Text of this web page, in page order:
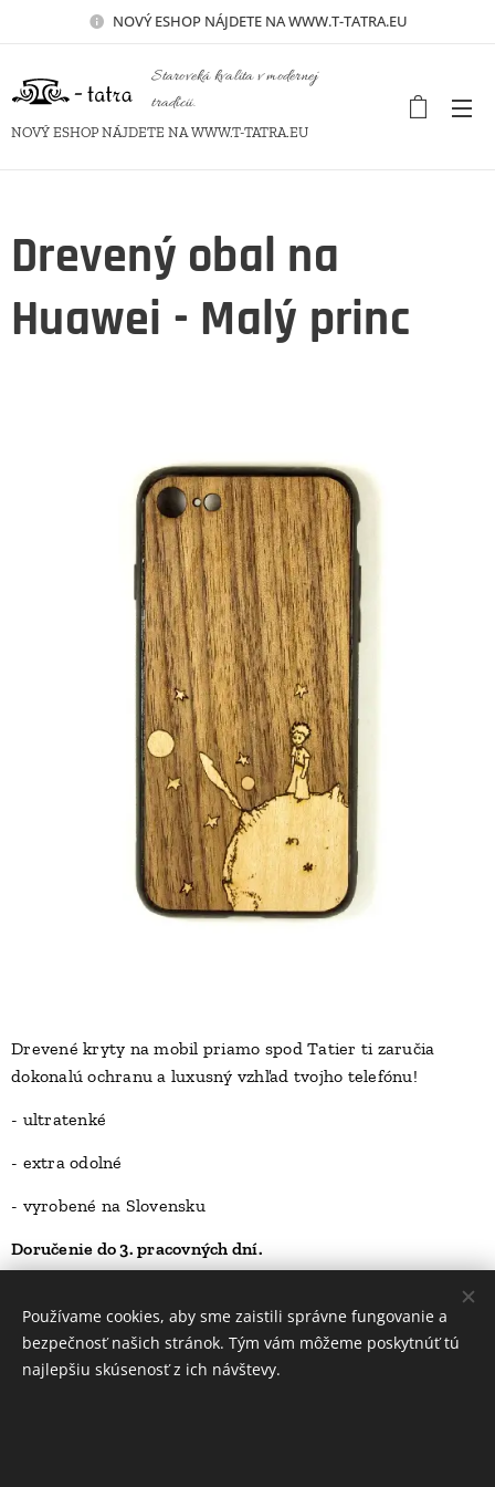
NOVÝESHOP NÁJDETE NA WWW.T-TATRA.EU
Staroveká kvalita v modernej
tradícii.
NOVÝ ESHOP NÁJDETE NA WWW.T-TATRA.EU
Drevený obal na
Huawei - Malý princ
Drevené kryty na mobil priamo spod Tatier ti zaručia
dokonalú ochranu a luxusný vzhľad tvojho telefónu!
- ultratenké
- extra odolné
- vyrobené na Slovensku
Doručenie do 3. pracovných dní.
25,00Kč
Používame cookies, aby sme zaistili správne fungovanie a
bezpečnosť našich stránok. Tým vám môžeme poskytnúť tú
najlepšiu skúsenosť z ich návštevy.